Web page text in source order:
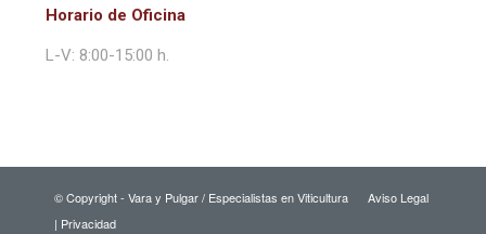
Horario de Oficina
L-V: 8:00-15:00 h.
© Copyright - Vara y Pulgar / Especialistas en Viticultura Aviso Legal
| Privacidad